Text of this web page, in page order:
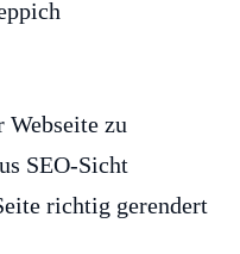
zu
SEO-Sicht
richtig gerendert